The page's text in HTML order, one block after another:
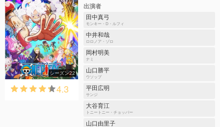
シーズン22
4.3
出演者
田中真弓
モンキー・D・ルフィ
中井和哉
ロロノア・ゾロ
岡村明美
ナミ
山口勝平
ウソップ
平田広明
サンジ
大谷育江
トニートニー・チョッパー
山口由里子